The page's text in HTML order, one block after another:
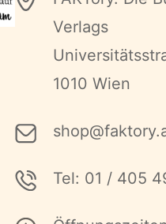
Verlags
1010 Wien
Tel: 01 / 405